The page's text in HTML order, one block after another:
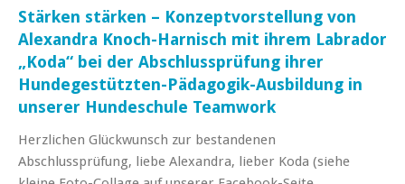
Stärken stärken – Konzeptvorstellung von
Alexandra Knoch-Harnisch mit ihrem Labrador
„Koda“ bei der Abschlussprüfung ihrer
Hundegestützten-Pädagogik-Ausbildung in
unserer Hundeschule Teamwork
Herzlichen Glückwunsch zur bestandenen
Abschlussprüfung, liebe Alexandra, lieber Koda (siehe